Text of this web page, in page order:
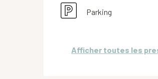
Parking
Afficher toutes les